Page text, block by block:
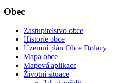
Obec
Zastupitelstvo obce
Historie obce
Územní plán Obce Dolany
Mapa obce
Mapová aplikace
Životní situace